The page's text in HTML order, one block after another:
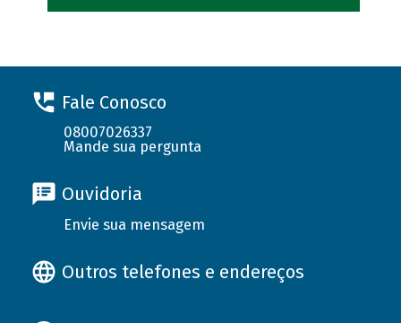
Fale Conosco
08007026337
Mande sua pergunta
Ouvidoria
Envie sua mensagem
Outros telefones e endereços